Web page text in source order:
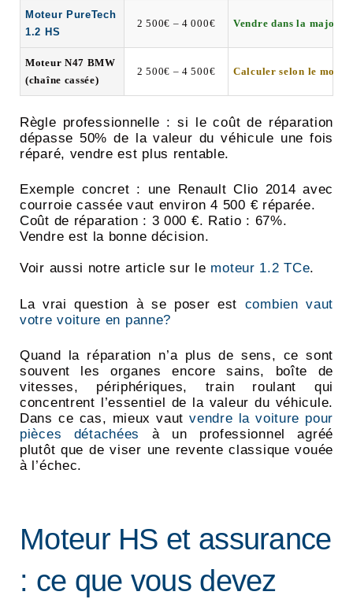
Moteur PureTech
1.2 HS
2 500€ – 4 000€ Vendre dans la majorité
Moteur N47 BMW
(chaîne cassée)
2 500€ – 4 500€ Calculer selon le
Règle professionnelle : si le coût de réparation
dépasse 50% de la valeur du véhicule une fois
réparé, vendre est plus rentable.
Exemple concret : une Renault Clio 2014 avec
courroie cassée vaut environ 4 500 € réparée.
Coût de réparation : 3 000 €. Ratio : 67%.
Vendre est la bonne décision.
Voir aussi notre article sur le moteur 1.2 TCe.
La vrai question à se poser est combien vaut
votre voiture en panne?
Quand la réparation n’a plus de sens, ce sont
souvent les organes encore sains, boîte de
vitesses, périphériques, train roulant qui
concentrent l’essentiel de la valeur du véhicule.
Dans ce cas, mieux vautvendre la voiture pour
pièces détachées
à un professionnel agréé
plutôt que de viser une revente classique vouée
à l’échec.
Moteur HS et assurance
: ce que vous devez